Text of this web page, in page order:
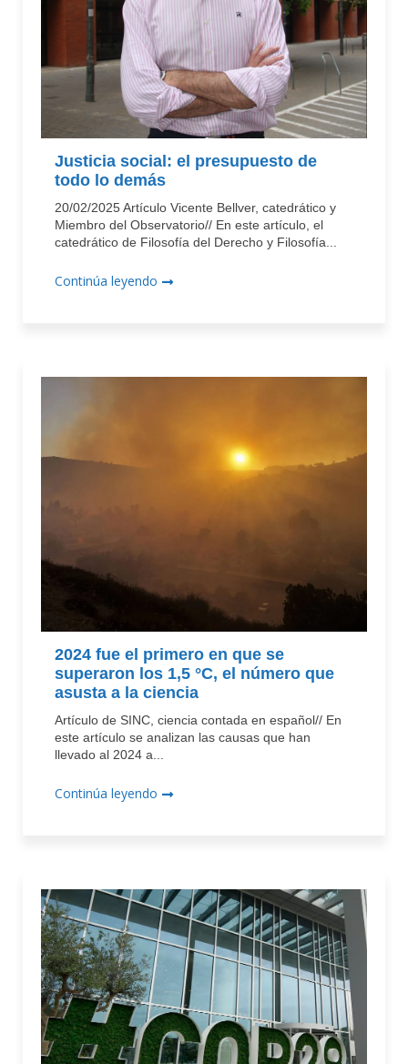
Justicia social: el presupuesto de
todo lo demás
20/02/2025 Artículo Vicente Bellver, catedrático y
Miembro del Observatorio// En este artículo, el
catedrático de Filosofía del Derecho y Filosofía...
Continúa leyendo
2024 fue el primero en que se
superaron los 1,5 °C, el número que
asusta a la ciencia
Artículo de SINC, ciencia contada en español// En
este artículo se analizan las causas que han
llevado al 2024 a...
Continúa leyendo